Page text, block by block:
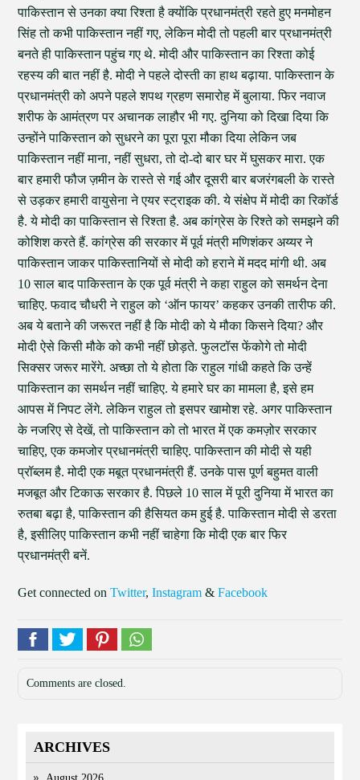
पाकिस्तान से उनका क्या रिश्ता है क्योंकि प्रधानमंत्री रहते हुए मनमोहन
सिंह तो कभी पाकिस्तान नहीं गए, लेकिन मोदी तो पहली बार प्रधानमंत्री
बनते ही पाकिस्तान पहुंच गए थे. मोदी और पाकिस्तान का रिश्ता कोई
रहस्य की बात नहीं है. मोदी ने पहले दोस्ती का हाथ बढ़ाया. पाकिस्तान के
प्रधानमंत्री को अपने पहले शपथ ग्रहण समारोह में बुलाया. फिर नवाज
शरीफ के आमंत्रण पर अचानक लाहौर भी गए. दुनिया को दिखा दिया कि
उन्होंने पाकिस्तान को सुधरने का पूरा पूरा मौका दिया लेकिन जब
पाकिस्तान नहीं माना, नहीं सुधरा, तो दो-दो बार घर में घुसकर मारा. एक
बार हमारी फौज ज़मीन के रास्ते से गई और दूसरी बार बजरंगबली के रास्ते
से उड़कर हमारी वायुसेना ने एयर स्ट्राइक की. ये संक्षेप में मोदी का रिकॉर्ड
है. ये मोदी का पाकिस्तान से रिश्ता है. अब कांग्रेस के रिश्ते को समझने की
कोशिश करते हैं. कांग्रेस की सरकार में पूर्व मंत्री मणिशंकर अय्यर ने
पाकिस्तान जाकर पाकिस्तानियों से मोदी को हराने में मदद मांगी थी. अब
10 साल बाद पाकिस्तान के एक पूर्व मंत्री ने कहा राहुल को समर्थन देना
चाहिए. फवाद चौधरी ने राहुल को ‘ऑन फायर’ कहकर उनकी तारीफ की.
अब ये बताने की जरूरत नहीं है कि मोदी को ये मौका किसने दिया? और
मोदी ऐसे किसी मौके को कभी नहीं छोड़ते. फुलटॉस फेंकोगे तो मोदी
सिक्सर जरूर मारेंगे. अच्छा तो ये होता कि राहुल गांधी कहते कि उन्हें
पाकिस्तान का समर्थन नहीं चाहिए. ये हमारे घर का मामला है, इसे हम
आपस में निपट लेंगे. लेकिन राहुल तो इसपर खामोश रहे. अगर पाकिस्तान
के नजरिए से देखें, तो पाकिस्तान को तो भारत में एक कमज़ोर सरकार
चाहिए, एक कमजोर प्रधानमंत्री चाहिए. पाकिस्तान की मोदी से यही
प्रॉब्लम है. मोदी एक मबूत प्रधानमंत्री हैं. उनके पास पूर्ण बहुमत वाली
मजबूत और टिकाऊ सरकार है. पिछले 10 साल में पूरी दुनिया में भारत का
रुतबा बढ़ा है, पाकिस्तान की हैसियत कम हुई है. पाकिस्तान मोदी से डरता
है, इसीलिए पाकिस्तान कभी नहीं चाहेगा कि मोदी एक बार फिर
प्रधानमंत्री बनें.
Get connected onTwitter,Instagram &Facebook
Comments are closed.
ARCHIVES